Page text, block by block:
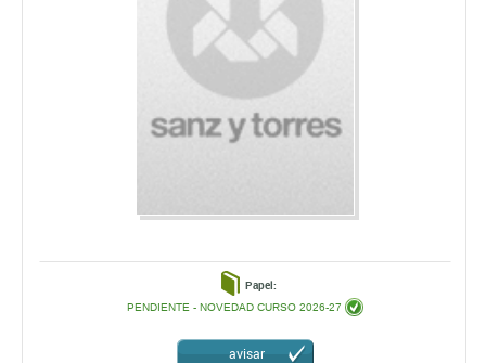
Papel:
PENDIENTE - NOVEDAD CURSO 2026-27
avisar